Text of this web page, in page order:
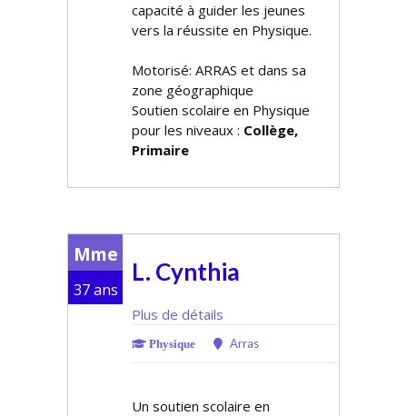
capacité à guider les jeunes
vers la réussite en Physique.
Motorisé: ARRAS et dans sa
zone géographique
Soutien scolaire en Physique
pour les niveaux : Collège,
Primaire
Mme
37 ans
L. Cynthia
Plus de détails
Physique Arras
Un soutien scolaire en